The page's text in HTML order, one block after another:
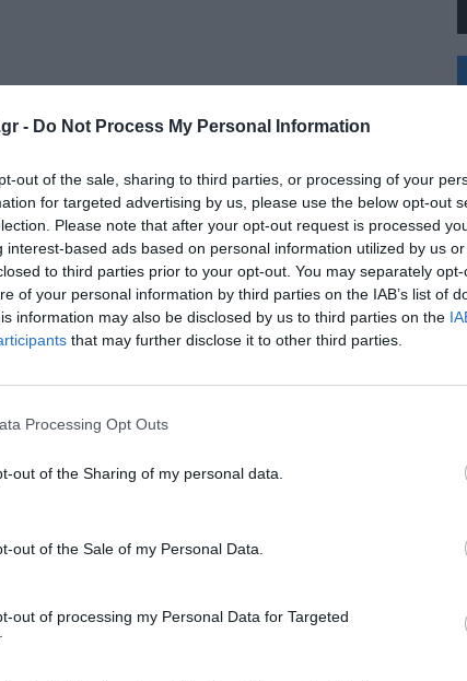
- Do Not Process My Personal Information
out of the sale, sharing to third parties, or processing of your
for targeted advertising by us, please use the below opt-out
Please note that after your opt-out request is processed
interest-based ads based on personal information utilized by us
to third parties prior to your opt-out. You may separately
of your personal information by third parties on the IAB’s list of
information may also be disclosed by us to third parties on the
that may further disclose it to other third parties.
Processing Opt Outs
out of the Sharing of my personal data.
out of the Sale of my Personal Data.
out of processing my Personal Data for Targeted
+
°